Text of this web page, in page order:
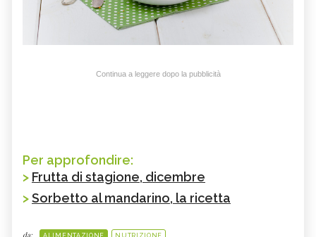
Continua a leggere dopo la pubblicità
Per approfondire:
> Frutta di stagione, dicembre
>Sorbetto al mandarino, la ricetta
da: ALIMENTAZIONE NUTRIZIONE